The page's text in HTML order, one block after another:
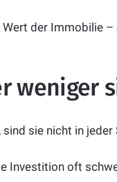
der Immobilie
weniger
sie nicht in
Investition oft